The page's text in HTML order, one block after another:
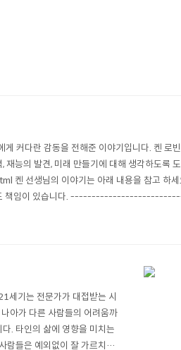
커다란 감동을 전해준 이야기입니다. 켄 로
재능의 발견, 미래 만들기에 대해 생각하도록
생님의 이야기는 아래 내용을 참고 하세
에게도 책임이 있습니다.
세기는 전문가가 대접받는 시
아가 다른 사람들의 어려움까
. 타인의 삶에 영향을 미치는
람들은 예외없이 잘 가르치는